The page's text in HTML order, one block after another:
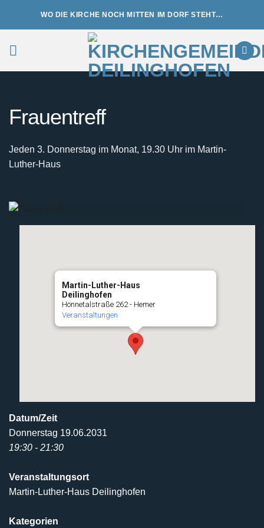
WO DIE KIRCHE NOCH MITTEN IM DORF STEHT…
Frauentreff
Jeden 3. Donnerstag im Monat, 19.30 Uhr im Martin-
Luther-Haus
Martin-Luther-Haus
Deilinghofen
Hönnetalstraße 262 - Hemer
Veranstaltungen
Datum/Zeit
Donnerstag 19.06.2031
19:30 - 21:30
Veranstaltungsort
Martin-Luther-Haus Deilinghofen
Kategorien